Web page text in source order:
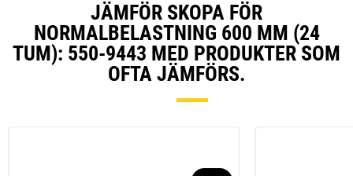
JÄMFÖR SKOPA FÖR
NORMALBELASTNING 600 MM (24
TUM): 550-9443 MED PRODUKTER SOM
OFTA JÄMFÖRS.